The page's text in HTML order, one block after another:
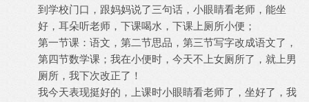
到学校门口，跟妈妈说了三句话，小眼睛看老师，能坐
好，耳朵听老师，下课喝水，下课上厕所小便；
第一节课：语文，第二节思品，第三节写字改成语文了，
第四节数学课；我在小便时，今天不上女厕所了，就上男
厕所，我下次改正了！
我今天表现挺好的，上课时小眼睛看老师了，坐好了，我